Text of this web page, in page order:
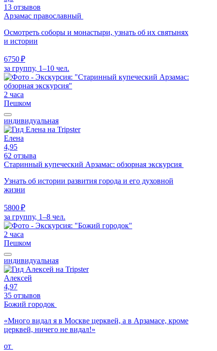
13 отзывов
Арзамас православный
Осмотреть соборы и монастыри, узнать об их святынях
и истории
6750 ₽
за группу, 1–10 чел.
2 часа
Пешком
индивидуальная
Елена
4,95
62 отзыва
Старинный купеческий Арзамас: обзорная экскурсия
Узнать об истории развития города и его духовной
жизни
5800 ₽
за группу, 1–8 чел.
2 часа
Пешком
индивидуальная
Алексей
4,97
35 отзывов
Божий городок
«Много видал я в Москве церквей, а в Арзамасе, кроме
церквей, ничего не видал!»
от